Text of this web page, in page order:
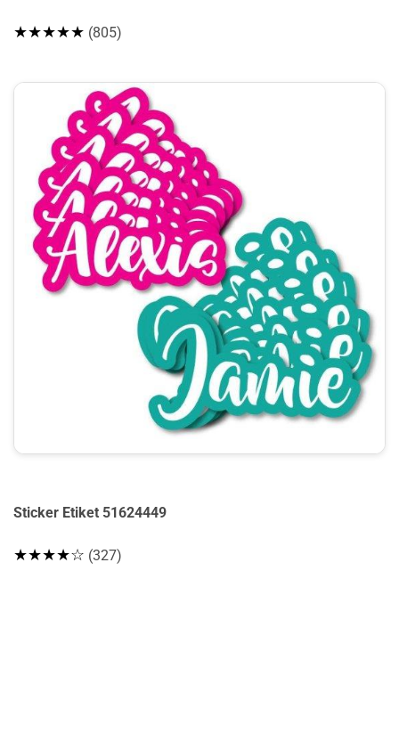
★★★★★ (805)
Sticker Etiket 51624449
★★★★☆ (327)